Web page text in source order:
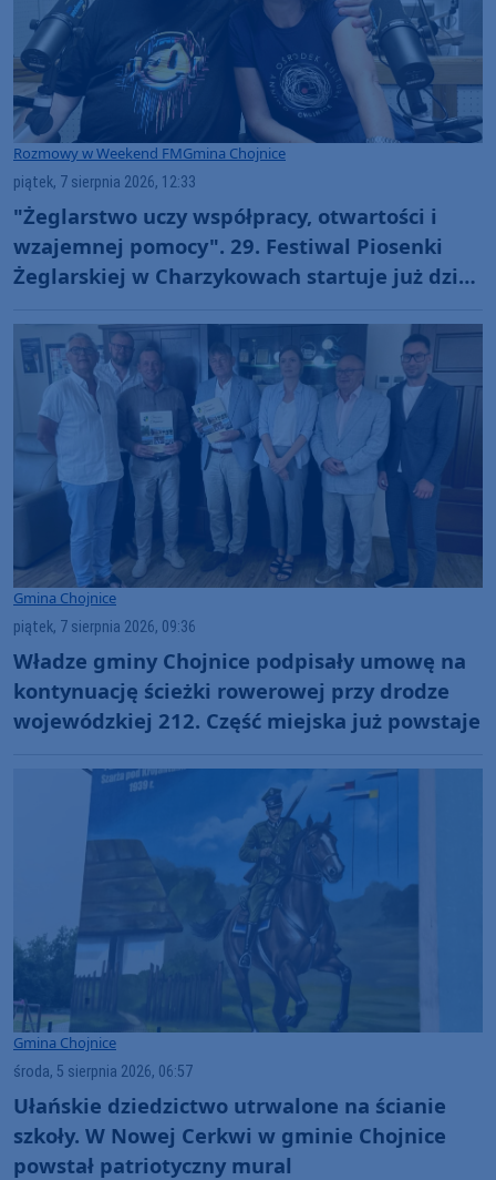
Rozmowy w Weekend FMGmina Chojnice
piątek, 7 sierpnia 2026, 12:33
"Żeglarstwo uczy współpracy, otwartości i
wzajemnej pomocy". 29. Festiwal Piosenki
Żeglarskiej w Charzykowach startuje już dziś.
(ROZMOWA)
Gmina Chojnice
piątek, 7 sierpnia 2026, 09:36
Władze gminy Chojnice podpisały umowę na
kontynuację ścieżki rowerowej przy drodze
wojewódzkiej 212. Część miejska już powstaje
Gmina Chojnice
środa, 5 sierpnia 2026, 06:57
Ułańskie dziedzictwo utrwalone na ścianie
szkoły. W Nowej Cerkwi w gminie Chojnice
powstał patriotyczny mural